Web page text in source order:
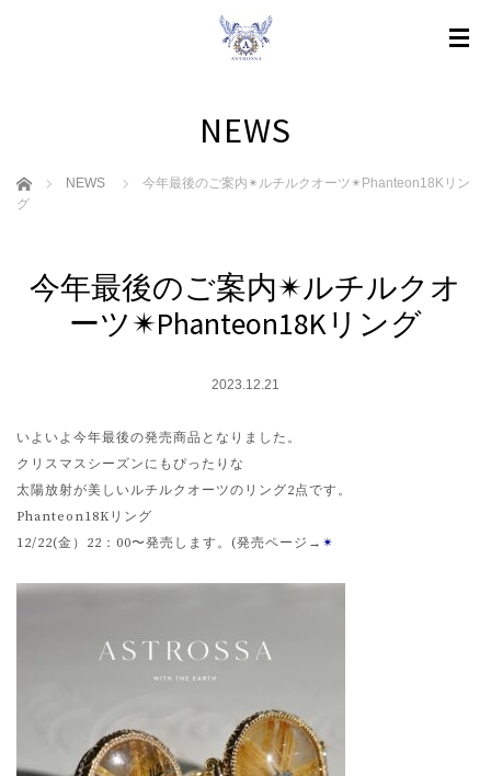
NEWS
ホーム NEWS
今年最後のご案内✴︎ルチルクオーツ✴︎Phanteon18Kリン
グ
今年最後のご案内✴︎ルチルクオ
ーツ✴︎Phanteon18Kリング
2023.12.21
いよいよ今年最後の発売商品となりました。
クリスマスシーズンにもぴったりな
太陽放射が美しいルチルクオーツのリング2点です。
Phanteon18Kリング
12/22(金）22：00〜発売します。(発売ページ→ ✴︎